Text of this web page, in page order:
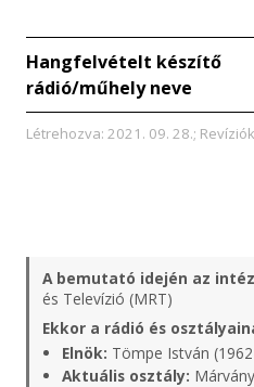
Hangfelvételt készítő
rádió/műhely neve
Létrehozva: 2021. 09. 28.;
A bemutató idején az
és Televízió (MRT)
Ekkor a rádió és
Elnök: Tömpe István
Aktuális osztály: